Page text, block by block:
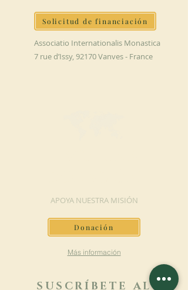
Solicitud de financiación
Associatio Internationalis Monastica
7 rue d’Issy, 92170 Vanves - France
APOYA NUESTRA MISIÓN
Donación
Más información
SUSCRÍBETE AL